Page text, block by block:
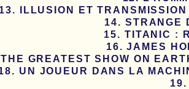
ILLUSION ET
STRANGE
TITANIC :
JAMES
THE GREATEST SHOW ON
UN JOUEUR DANS LA